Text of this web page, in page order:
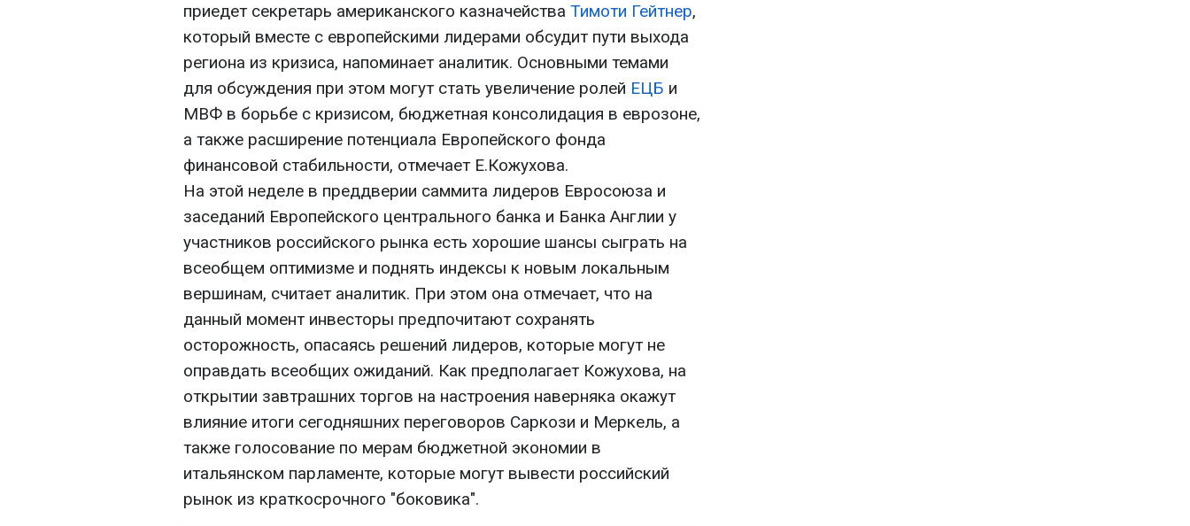
приедет секретарь американского казначейства Тимоти Гейтнер,
который вместе с европейскими лидерами обсудит пути выхода
региона из кризиса, напоминает аналитик. Основными темами
для обсуждения при этом могут стать увеличение ролей ЕЦБ и
МВФ в борьбе с кризисом, бюджетная консолидация в еврозоне,
а также расширение потенциала Европейского фонда
финансовой стабильности, отмечает Е.Кожухова.
На этой неделе в преддверии саммита лидеров Евросоюза и
заседаний Европейского центрального банка и Банка Англии у
участников российского рынка есть хорошие шансы сыграть на
всеобщем оптимизме и поднять индексы к новым локальным
вершинам, считает аналитик. При этом она отмечает, что на
данный момент инвесторы предпочитают сохранять
осторожность, опасаясь решений лидеров, которые могут не
оправдать всеобщих ожиданий. Как предполагает Кожухова, на
открытии завтрашних торгов на настроения наверняка окажут
влияние итоги сегодняшних переговоров Саркози и Меркель, а
также голосование по мерам бюджетной экономии в
итальянском парламенте, которые могут вывести российский
рынок из краткосрочного "боковика".